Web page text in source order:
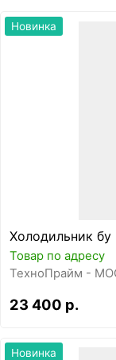
Новинка
Холодильник бу
Товар по адресу
ТехноПрайм -
23 400 р.
Новинка